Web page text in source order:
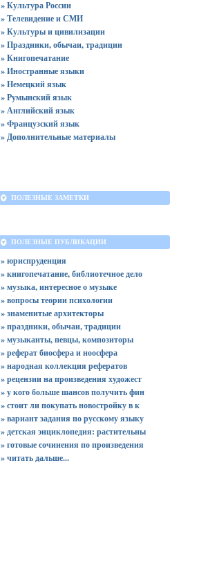
» Культура России
» Телевидение и СМИ
» Культуры и цивилизации
» Праздники, обычаи, традиции
» Книгопечатание
» Иностранные языки
» Немецкий язык
» Румынский язык
» Английский язык
» Французский язык
» Дополнительные материалы
ПОЛЕЗНЫЕ ЗАМЕТКИ
ПОЛЕЗНЫЕ ПУБЛИКАЦИИ
» юриспруденция
» книгопечатание, библиотечное дело
» музыка, интересное о музыке
» вопросы теории психологии
» знаменитые архитекторы
» праздники, обычаи, традиции
» музыканты, певцы, композиторы
» реферат биосфера и ноосфера
» народная коллекция рефератов
» рецензии на произведения художест
» у кого больше шансов получить фин
» стоит ли покупать новостройку в к
» вариант задания по русскому языку
» детская энциклопедия: растительны
» готовые сочинения по произведения
»читать дальше...